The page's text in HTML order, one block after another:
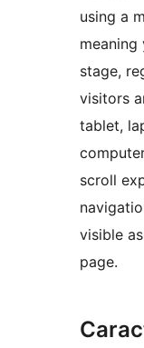
using a
stage,
visitors
tablet,
scroll
visible
page.